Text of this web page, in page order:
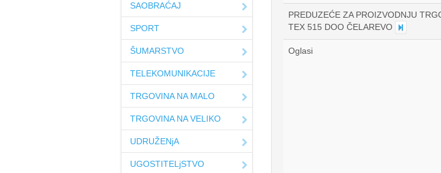
SAOBRAĆAJ
SPORT
ŠUMARSTVO
TELEKOMUNIKACIJE
TRGOVINA NA MALO
TRGOVINA NA VELIKO
UDRUŽENjA
UGOSTITELjSTVO
PREDUZEĆE ZA PROIZVODNJU
TEX 515 DOO ČELAREVO
Oglasi